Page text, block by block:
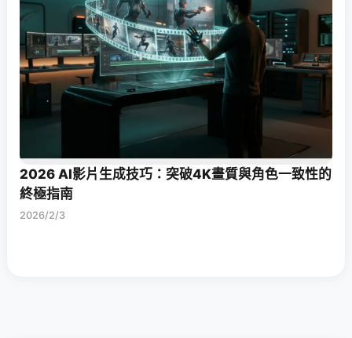
2026 AI影片生成技巧：突破4K畫質與角色一致性的
終極指南
2026/2/3